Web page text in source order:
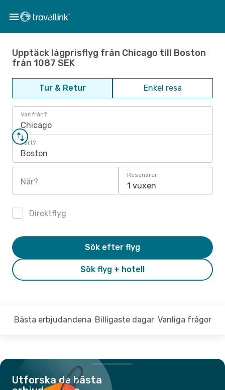
Upptäck lågprisflyg från Chicago till Boston
från 1087 SEK
Tur & Retur Enkel resa
Varifrån?
Chicago
Vart?
Boston
När?
Resenärer
1 vuxen
Direktflyg
Sök flyg + hotell
Sök efter flyg
Bästa erbjudandena Billigaste dagar Vanliga frågor
Utforska de bästa